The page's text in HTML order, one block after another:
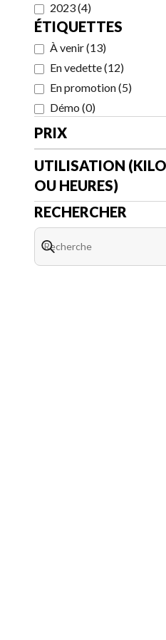
2023(4)
ÉTIQUETTES
À venir(13)
En vedette(12)
En promotion(5)
Démo (0)
PRIX
UTILISATION
OU HEURES)
RECHERCHER